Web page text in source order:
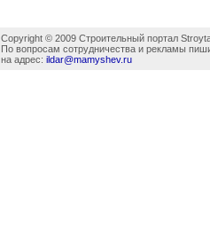
Copyright © 2009 Строительный портал
По вопросам сотрудничества и рекламы
на адрес: ildar@mamyshev.ru